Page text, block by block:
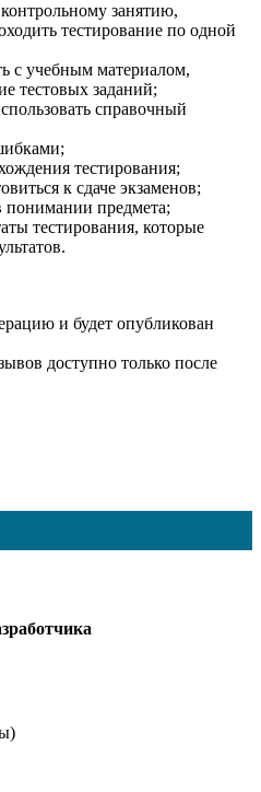
занятию,
тестирование по одной
с учебным материалом,
тестовых заданий;
справочный
тестирования;
к сдаче экзаменов;
понимании предмета;
тестирования, которые
и будет опубликован
доступно только после